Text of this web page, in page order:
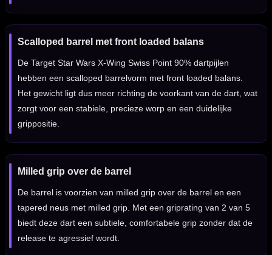
Scalloped barrel met front loaded balans
De Target Star Wars X-Wing Swiss Point 90% dartpijlen
hebben een scalloped barrelvorm met front loaded balans.
Het gewicht ligt dus meer richting de voorkant van de dart, wat
zorgt voor een stabiele, precieze worp en een duidelijke
grippositie.
Milled grip over de barrel
De barrel is voorzien van milled grip over de barrel en een
tapered neus met milled grip. Met een griprating van 2 van 5
biedt deze dart een subtiele, comfortabele grip zonder dat de
release te agressief wordt.